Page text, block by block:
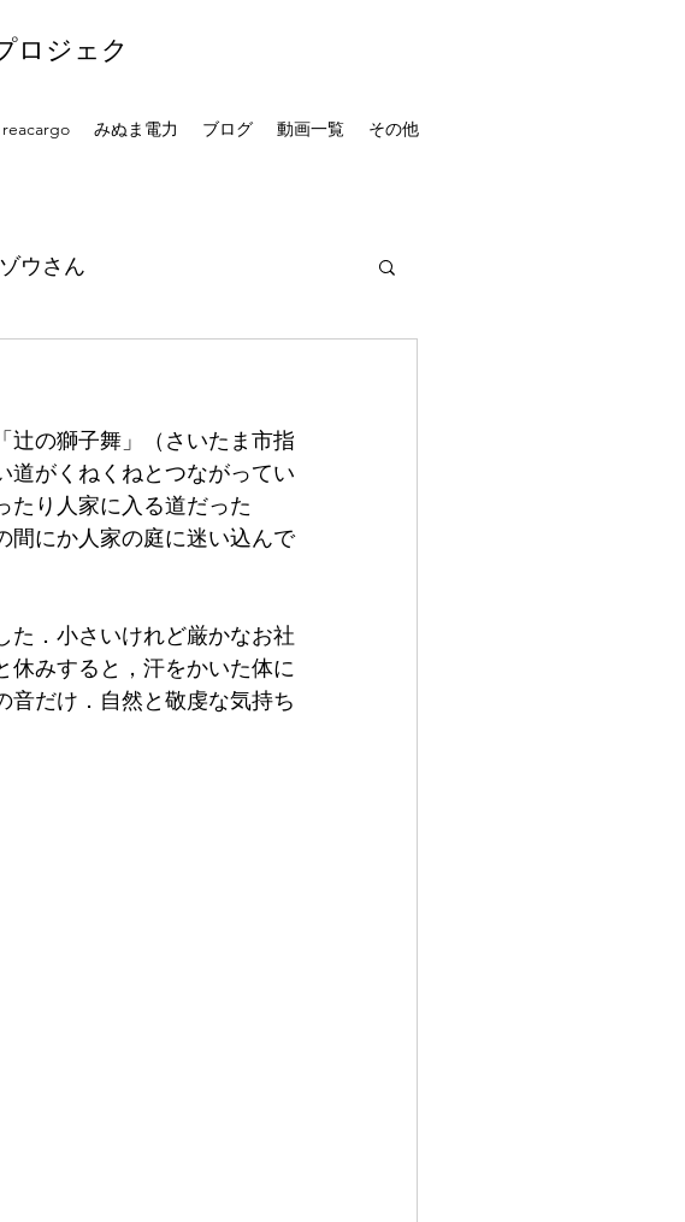
ロジェク
reacargo みぬま電力 ブログ 動画一覧 その他
ウさん
辻の獅子舞」（さいたま市指
道がくねくねとつながってい
たり人家に入る道だった
間にか人家の庭に迷い込んで
た．小さいけれど厳かなお社
休みすると，汗をかいた体に
音だけ．自然と敬虔な気持ち